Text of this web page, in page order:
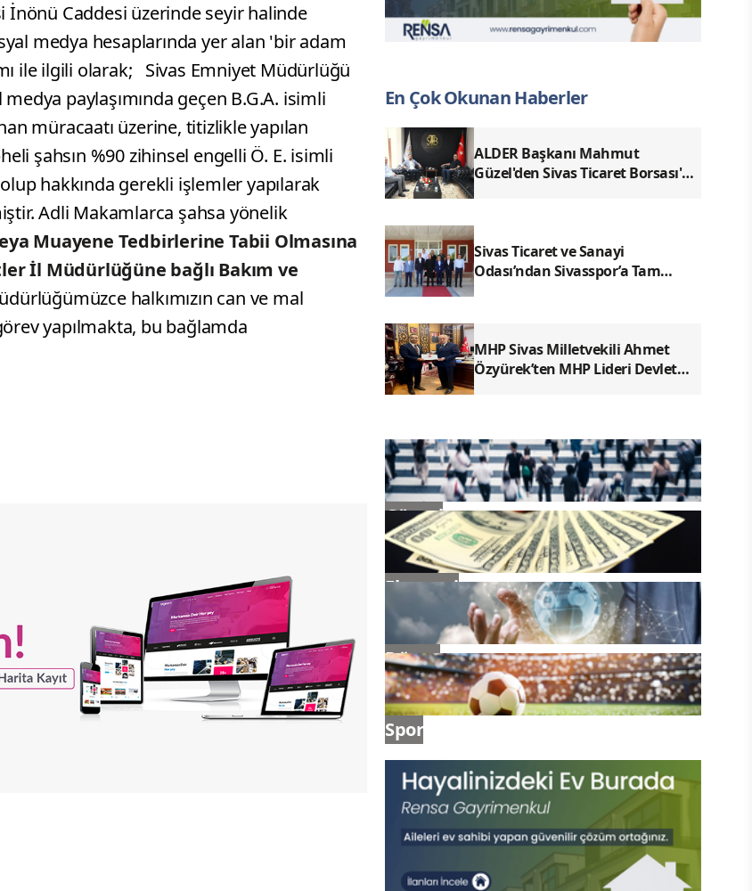
İnönü Caddesi üzerinde seyir halinde
medya hesaplarında yer alan 'bir adam
ile ilgili olarak; Sivas Emniyet Müdürlüğü
paylaşımında geçen B.G.A. isimli
müracaatı üzerine, titizlikle yapılan
şahsın %90 zihinsel engelli Ö. E. isimli
hakkında gerekli işlemler yapılarak
Adli Makamlarca şahsa yönelik
Muayene Tedbirlerine Tabii Olmasına
İl Müdürlüğüne bağlı Bakım ve
halkımızın can ve mal
yapılmakta, bu bağlamda
En Çok Okunan Haberler
ALDER Başkanı Mahmut
Güzel'den Sivas Ticaret Borsası'na
Sivas Ticaret ve Sanayi
Odası’ndan Sivasspor’a Tam
MHP Sivas Milletvekili Ahmet
Özyürek’ten MHP Lideri Devlet
Güncel
Ekonomi
Dünya
Spor